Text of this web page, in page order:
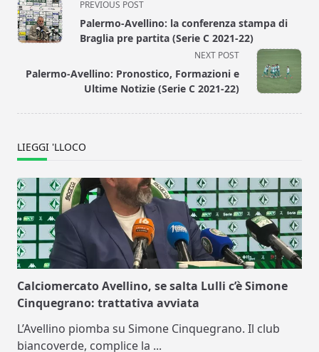
class="nav-
subtitle
reader-
text">Page</span>
PREVIOUS POST
Palermo-Avellino: la conferenza stampa di
Braglia pre partita (Serie C 2021-22)
NEXT POST
Palermo-Avellino: Pronostico, Formazioni e
Ultime Notizie (Serie C 2021-22)
LIEGGI 'LLOCO
Calciomercato Avellino, se salta Lulli c’è Simone
Cinquegrano: trattativa avviata
L’Avellino piomba su Simone Cinquegrano. Il club
biancoverde, complice la ...